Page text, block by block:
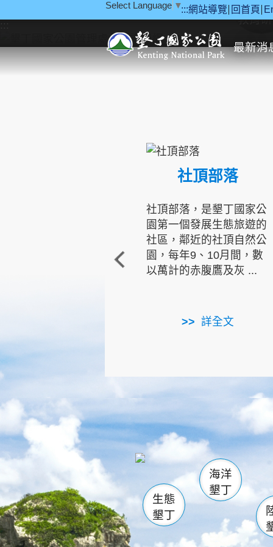
:::網站導覽 回首頁
Select Language ▼
最新消
::: 教育
社頂部落
社頂部落，是墾丁國家公
園第一個發展生態旅遊的
社區，鄰近的社頂自然公
園，每年9、10月間，數
以萬計的赤腹鷹及灰 ...
詳全文
龜山 海生館
恆春
龍鑾潭自
瓊麻館
關山
白砂
生態
墾丁
海洋
墾丁